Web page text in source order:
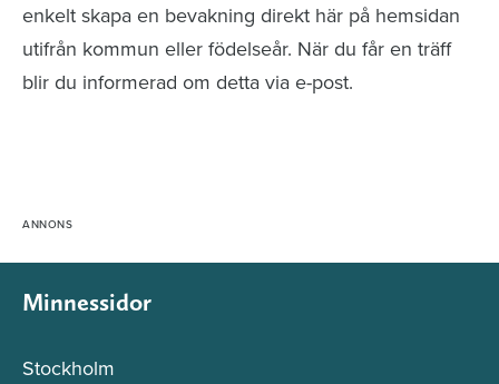
enkelt skapa en bevakning direkt här på hemsidan
utifrån kommun eller födelseår. När du får en träff
blir du informerad om detta via e-post.
Minnessidor
Stockholm